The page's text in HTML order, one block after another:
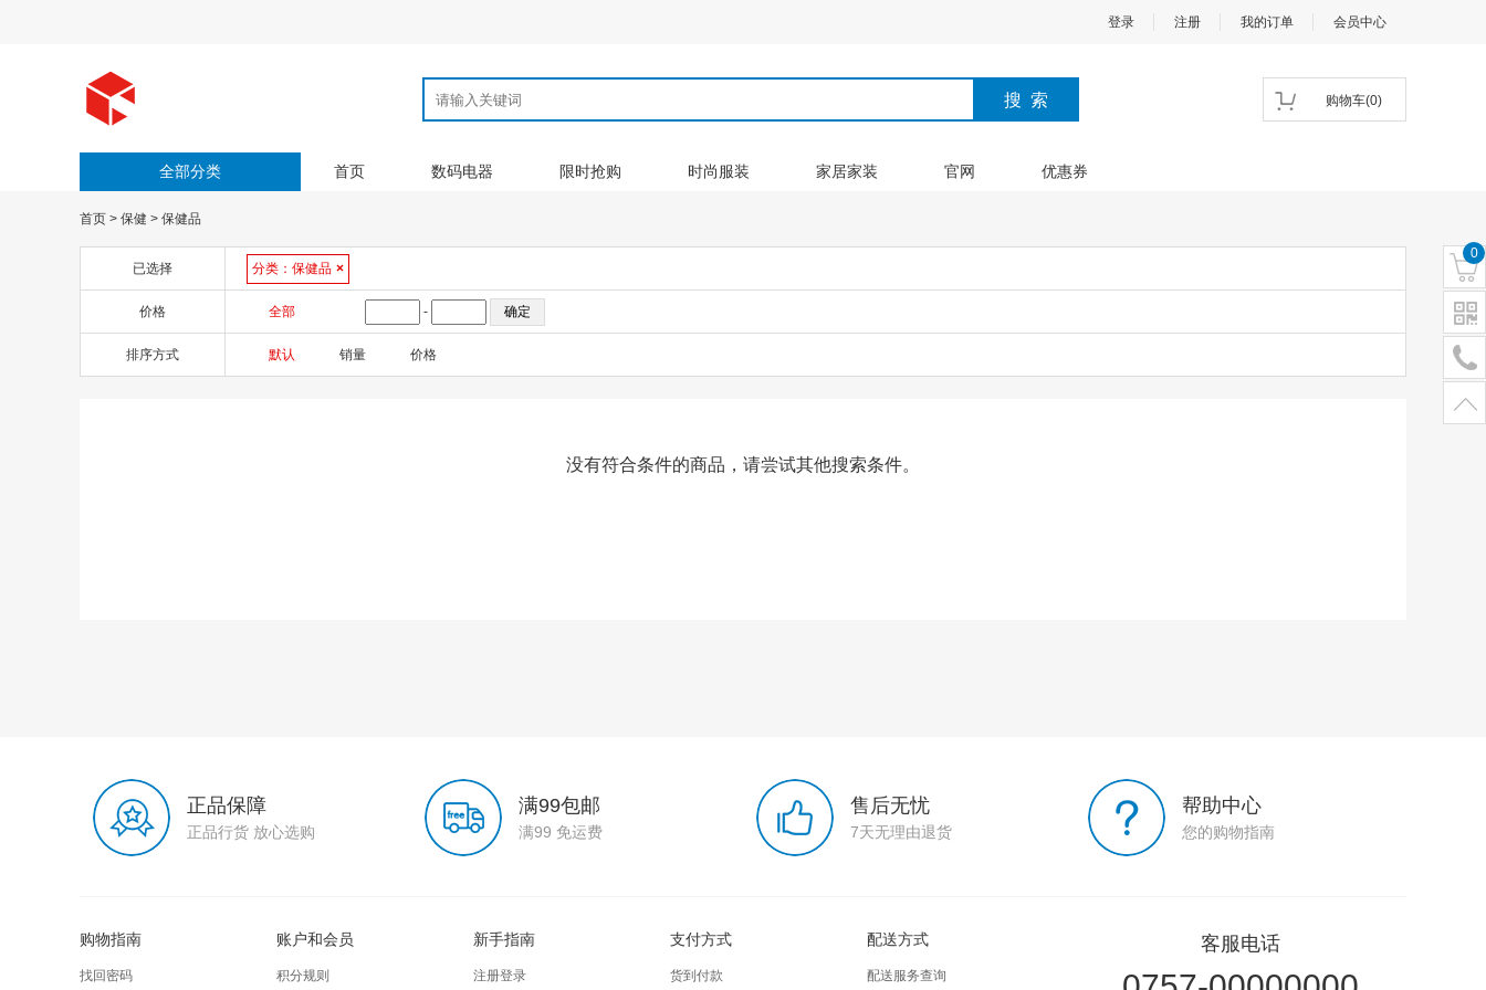
登录 注册 我的订单 会员中心
购物车(0)
全部分类 首页 数码电器 限时抢购 时尚服装 家居家装 官网 优惠券
首页 > 保健 > 保健品
已选择 分类： 保健品 ×
价格 全部 -
排序方式 默认 销量 价格
没有符合条件的商品，请尝试其他搜索条件。
正品保障
正品行货 放心选购
满99包邮
满99 免运费
售后无忧
7天无理由退货
帮助中心
您的购物指南
购物指南
找回密码
账户和会员
积分规则
新手指南
注册登录
支付方式
货到付款
配送方式
配送服务查询
客服电话
0